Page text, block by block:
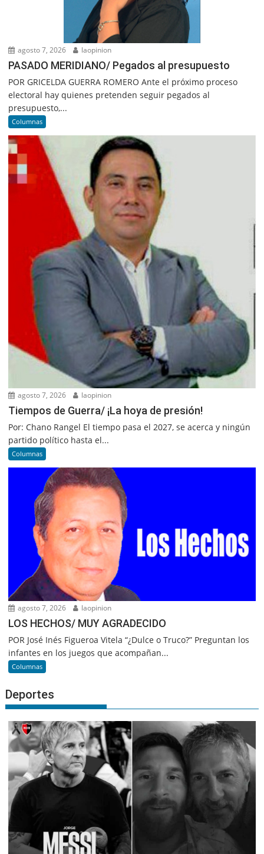
agosto 7, 2026 laopinion
PASADO MERIDIANO/ Pegados al presupuesto
POR GRICELDA GUERRA ROMERO Ante el próximo proceso
electoral hay quienes pretenden seguir pegados al
presupuesto,...
Columnas
agosto 7, 2026 laopinion
Tiempos de Guerra/ ¡La hoya de presión!
Por: Chano Rangel El tiempo pasa el 2027, se acerca y ningún
partido político hasta el...
Columnas
agosto 7, 2026 laopinion
LOS HECHOS/ MUY AGRADECIDO
POR José Inés Figueroa Vitela “¿Dulce o Truco?” Preguntan los
infantes en los juegos que acompañan...
Columnas
Deportes